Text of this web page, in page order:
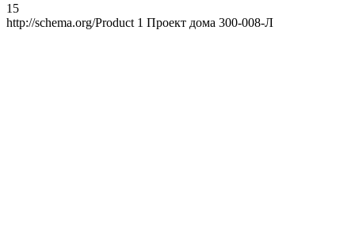
15
http://schema.org/Product 1 Проект дома 300-008-Л